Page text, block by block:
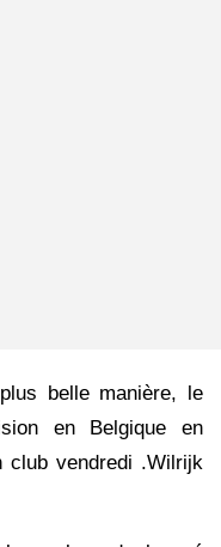
belle manière, le
en Belgique en
vendredi .Wilrijk